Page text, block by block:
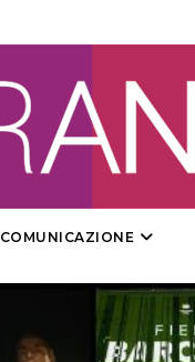
COMUNICAZIONE